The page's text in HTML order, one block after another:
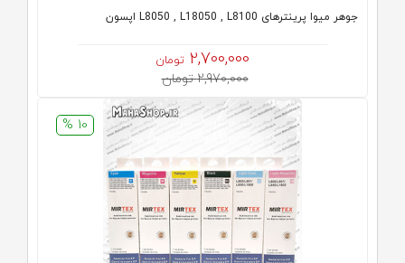
جوهر میوا پرینترهای L8050 , L18050 , L8100 اپسون
2,700,000 تومان
2,970,000 تومان
10 %